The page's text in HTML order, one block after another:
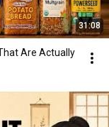
31:08
Are Actually